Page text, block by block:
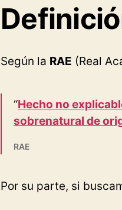
Según la RAE (Real
“Hecho no
sobrenatural de
RAE
Por su parte, si